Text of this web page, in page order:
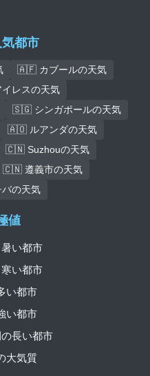
都市
🇦🇫 カブールの天気
レスの天気
🇸🇬 シンガポールの天気
🇦🇴 ルアンダの天気
🇨🇳 Suzhouの天気
🇨🇳 遵義市の天気
の天気
値
い都市
い都市
い都市
い都市
長い都市
大気質